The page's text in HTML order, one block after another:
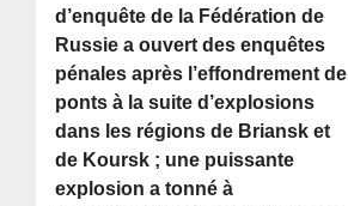
d’enquête de la Fédération de
Russie a ouvert des enquêtes
pénales après l’effondrement de
ponts à la suite d’explosions
dans les régions de Briansk et
de Koursk ; une puissante
explosion a tonné à